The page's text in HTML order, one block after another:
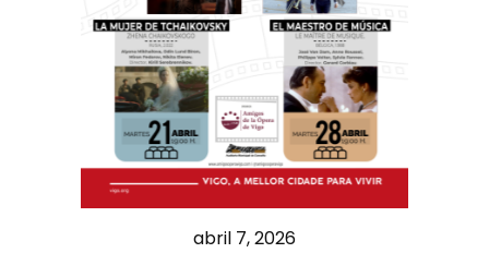
abril 7, 2026